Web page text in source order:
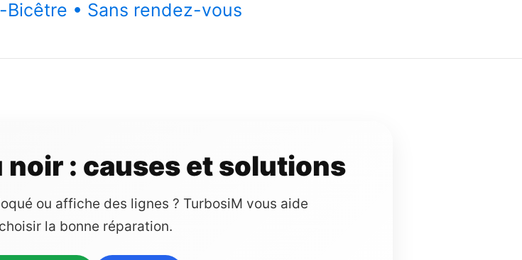
• Sans rendez-vous
noir : causes et solutions
ou affiche des lignes ? TurbosiM vous aide
la bonne réparation.